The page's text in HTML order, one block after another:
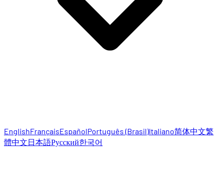
EnglishFrançaisEspañolPortuguês (Brasil)Italiano简体中文繁
體中文日本語Русский한국어